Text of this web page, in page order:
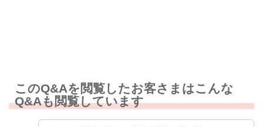
このQ&Aを閲覧したお客さまはこんな
Q&Aも閲覧しています